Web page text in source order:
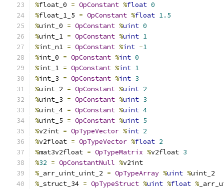
%float_0 = OpConstant %float 0
%float_1_5 = OpConstant %float 1.5
%uint_0 = OpConstant %uint 0
%uint_1 = OpConstant %uint 1
%int_n1 = OpConstant %int -1
%int_0 = OpConstant %int 0
%int_1 = OpConstant %int 1
%int_3 = OpConstant %int 3
%uint_2 = OpConstant %uint 2
%uint_3 = OpConstant %uint 3
%uint_4 = OpConstant %uint 4
%uint_5 = OpConstant %uint 5
%v2int = OpTypeVector %int 2
%v2float = OpTypeVector %float 2
%mat3v2float = OpTypeMatrix %v2float 3
%32 = OpConstantNull %v2int
% _arr_uint_uint_2 = OpTypeArray %uint %uint_2
% _struct_34 = OpTypeStruct %uint %float %